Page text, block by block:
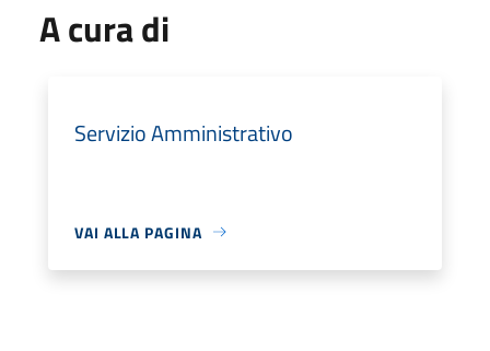
A cura di
Servizio Amministrativo
VAI ALLA PAGINA